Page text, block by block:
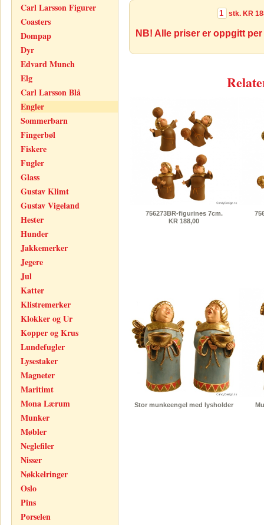
Carl Larsson Figurer
Coasters
Dompap
Dyr
Edvard Munch
Elg
Carl Larsson Blå
Engler
Sommerbarn
Fingerbøl
Fiskere
Fugler
Glass
Gustav Klimt
Gustav Vigeland
Hester
Hunder
Jakkemerker
Jegere
Jul
Katter
Klistremerker
Klokker og Ur
Kopper og Krus
Lundefugler
Lysestaker
Magneter
Maritimt
Mona Lærum
Munker
Møbler
Neglefiler
Nisser
Nøkkelringer
Oslo
Pins
Porselen
stk. KR
NB! Alle priser er oppgitt
756273BR-figurines 7cm.
KR 188,00
Stor munkeengel med lysholder